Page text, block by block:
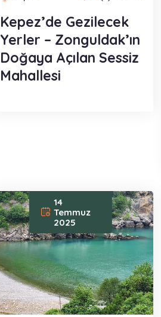
Kepez’de Gezilecek
Yerler – Zonguldak’ın
Doğaya Açılan Sessiz
Mahallesi
14
Temmuz
2025